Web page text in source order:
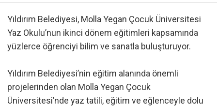
Yıldırım Belediyesi, Molla Yegan Çocuk Üniversitesi
Yaz Okulu’nun ikinci dönem eğitimleri kapsamında
yüzlerce öğrenciyi bilim ve sanatla buluşturuyor.
Yıldırım Belediyesi’nin eğitim alanında önemli
projelerinden olan Molla Yegan Çocuk
Üniversitesi’nde yaz tatili, eğitim ve eğlenceyle dolu